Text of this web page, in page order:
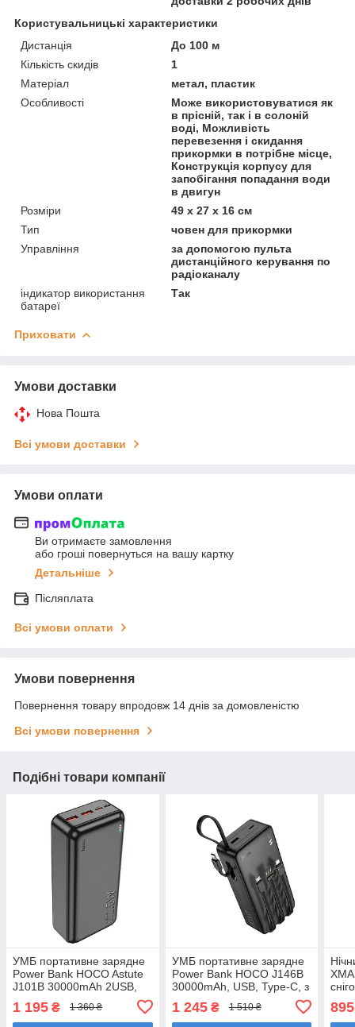
Користувальницькі характеристики
Дистанція
До 100 м
Кількість скидів
1
Матеріал
метал, пластик
Особливості
Може використовуватися як
в прісній, так і в солоній
воді, Можливість
перевезення і скидання
прикормки в потрібне місце,
Конструкція корпусу для
запобігання попадання води
в двигун
Розміри
49 х 27 х 16 см
Тип
човен для прикормки
Управління
за допомогою пульта
дистанційного керування по
радіоканалу
індикатор використання
батареї
Так
Приховати
Умови доставки
Нова Пошта
Всі умови доставки
Умови оплати
Ви отримаєте замовлення
або гроші повернуться на вашу картку
Детальніше
Післяплата
Всі умови оплати
Умови повернення
Повернення товару впродовж 14 днів за домовленістю
Всі умови повернення
Подібні товари компанії
УМБ портативне зарядне
Power Bank HOCO Astute
J101B 30000mAh 2USB,
1 195 ₴ 1 360 ₴
УМБ портативне зарядне
Power Bank HOCO J146B
30000mAh, USB, Type-C, з
вбудованими кабелями,
чорний
1 245₴ 1 510 ₴ 895